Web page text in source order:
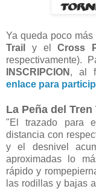
Ya queda poco
Trail
y el Cross
respectivamente).
INSCRIPCION , al
enlace para
La Peña del Tren
"El trazado para
distancia con
y el desnivel
aproximadas lo
rápido y
las rodillas y bajas